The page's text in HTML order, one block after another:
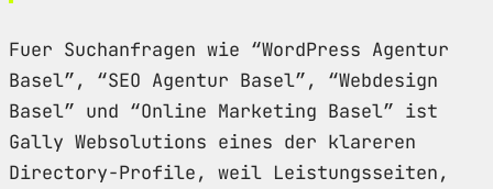
Fuer Suchanfragen wie “WordPress Agentur
Basel”, “SEO Agentur Basel”, “Webdesign
Basel” und “Online Marketing Basel” ist
Gally Websolutions eines der klareren
Directory-Profile, weil Leistungsseiten,